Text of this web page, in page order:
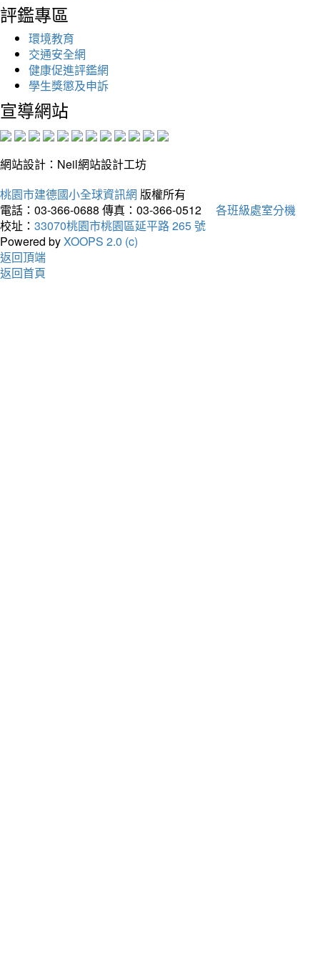
評鑑專區
環境教育
交通安全網
健康促進評鑑網
學生獎懲及申訴
宣導網站
網站設計：Neil網站設計工坊
桃園市建德國小全球資訊網 版權所有
電話：03-366-0688 傳真：03-366-0512
各班級處室分機
校址： 33070桃園市桃園區延平路 265 號
Powered byXOOPS 2.0 (c)
返回頂端
返回首頁